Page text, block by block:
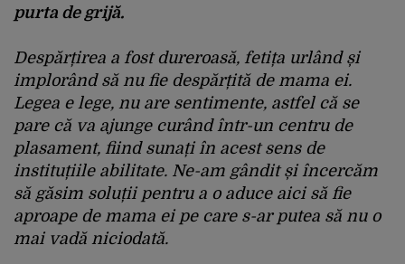
purta de grijă.
Despărțirea a fost dureroasă, fetița urlând și
implorând să nu fie despărțită de mama ei.
Legea e lege, nu are sentimente, astfel că se
pare că va ajunge curând într-un centru de
plasament, fiind sunați în acest sens de
instituțiile abilitate. Ne-am gândit și încercăm
să găsim soluții pentru a o aduce aici să fie
aproape de mama ei pe care s-ar putea să nu o
mai vadă niciodată.